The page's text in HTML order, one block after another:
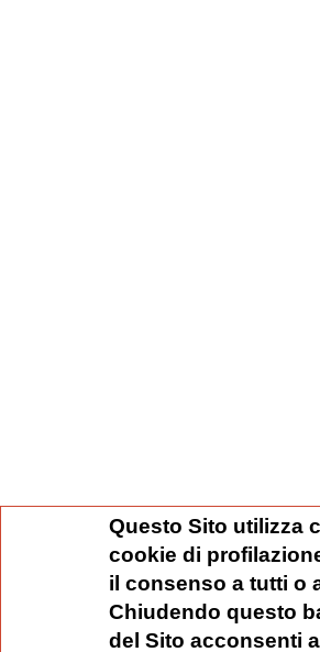
Questo Sito utilizza
cookie di
il consenso a tutti o
Chiudendo questo
del Sito acconsenti